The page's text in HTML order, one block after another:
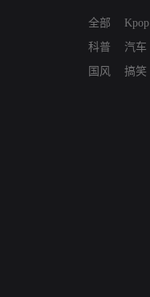
全部
科普
国风
Kpop
汽车
搞笑